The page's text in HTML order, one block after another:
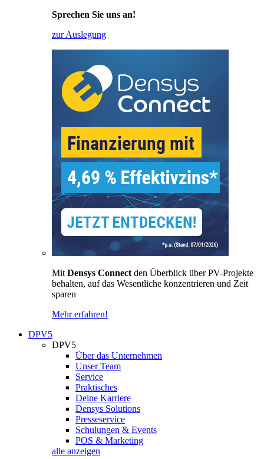
Sprechen Sie uns an!
zur Auslegung
Mit Densys Connect den Überblick über PV-Projekte
behalten, auf das Wesentliche konzentrieren und Zeit
sparen
Mehr erfahren!
DPV5
DPV5
Über das Unternehmen
Unser Team
Service
Praktisches
Deine Karriere
Densys Solutions
Presseservice
Schulungen & Events
POS & Marketing
alle anzeigen